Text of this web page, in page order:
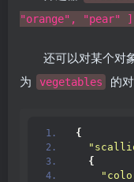
"orange", "pear" ]
还可以对某个对
为
vegetables 的对
{
{